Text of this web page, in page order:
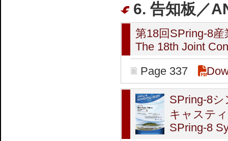
6. 告知板／
第18回SPring-8
The 18th Joint
Page 337
SPring-8
キャステ
SPring-8